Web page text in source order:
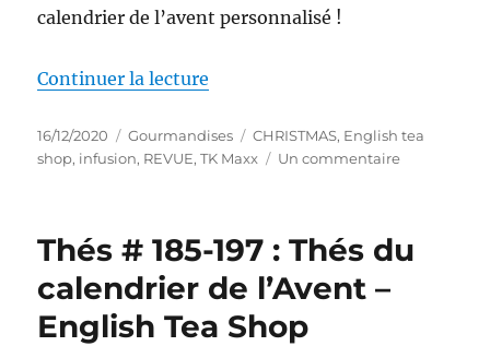
calendrier de l’avent personnalisé !
Continuer la lecture
Publié
le
16/12/2020 Catégories
Gourmandises Étiquettes
CHRISTMAS, English tea
shop, infusion, REVUE,TK Maxx Un commentairesur
:
Thés # 185-197 : Thés du
calendrier de l’Avent –
English Tea Shop